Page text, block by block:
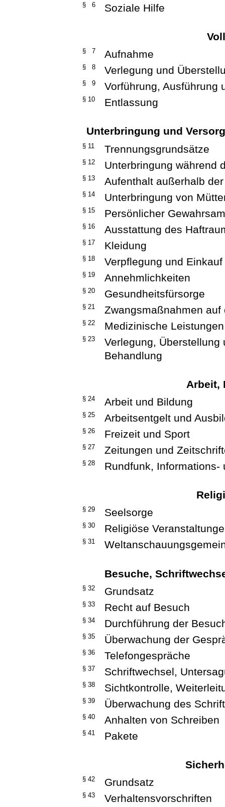
§ 6 Soziale Hilfe
§ 7 Aufnahme
§ 8 Verlegung und
§ 9 Vorführung, Ausführung
§ 10 Entlassung
Unterbringung und
§ 11 Trennungsgrundsätze
§ 12 Unterbringung während
§ 13 Aufenthalt außerhalb
§ 14 Unterbringung von
§ 15 Persönlicher
§ 16 Ausstattung des
§ 17 Kleidung
§ 18 Verpflegung und Einkauf
§ 19 Annehmlichkeiten
§ 20 Gesundheitsfürsorge
§ 21 Zwangsmaßnahmen
§ 22 Medizinische
§ 23
Verlegung,
Behandlung
Arbeit,
§ 24 Arbeit und Bildung
§ 25 Arbeitsentgelt und
§ 26 Freizeit und Sport
§ 27 Zeitungen und
§ 28 Rundfunk,
§ 29 Seelsorge
§ 30 Religiöse
§ 31
Besuche,
§ 32 Grundsatz
§ 33 Recht auf Besuch
§ 34 Durchführung der
§ 35 Überwachung der
§ 36 Telefongespräche
§ 37 Schriftwechsel,
§ 38 Sichtkontrolle,
§ 39 Überwachung des
§ 40 Anhalten von Schreiben
§ 41 Pakete
§ 42 Grundsatz
§ 43 Verhaltensvorschriften